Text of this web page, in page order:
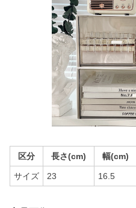
区分 長さ(cm) 幅(cm)
サイズ 23 16.5